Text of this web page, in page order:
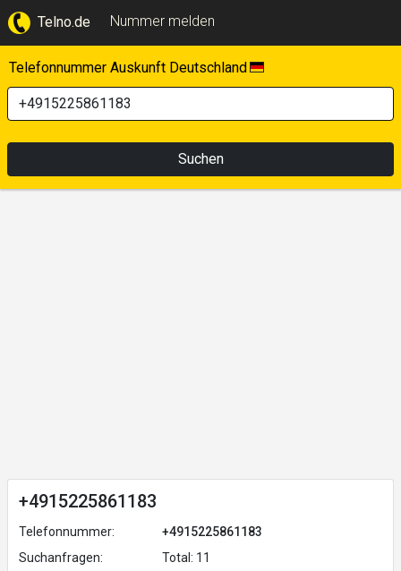
Telno.de Nummer melden
Telefonnummer Auskunft Deutschland
Suchen
+4915225861183
Telefonnummer:
+4915225861183
Suchanfragen:
Total: 11